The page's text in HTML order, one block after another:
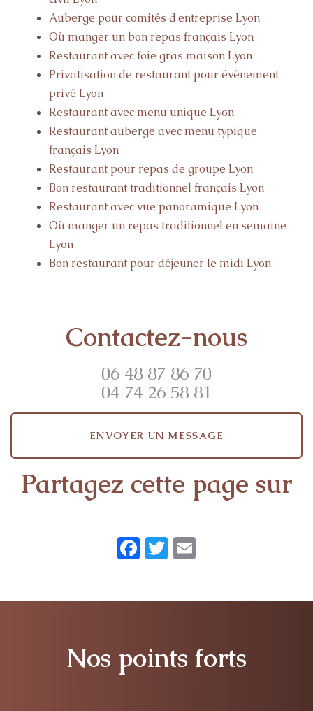
Auberge pour comités d'entreprise Lyon
Où manger un bon repas français Lyon
Restaurant avec foie gras maison Lyon
Privatisation de restaurant pour évènement
privé Lyon
Restaurant avec menu unique Lyon
Restaurant auberge avec menu typique
français Lyon
Restaurant pour repas de groupe Lyon
Bon restaurant traditionnel français Lyon
Restaurant avec vue panoramique Lyon
Où manger un repas traditionnel en semaine
Lyon
Bon restaurant pour déjeuner le midi Lyon
Contactez-nous
06 48 87 86 70
04 74 26 58 81
ENVOYER UN MESSAGE
Partagez cette page sur
Facebook
Twitter
Nos points forts